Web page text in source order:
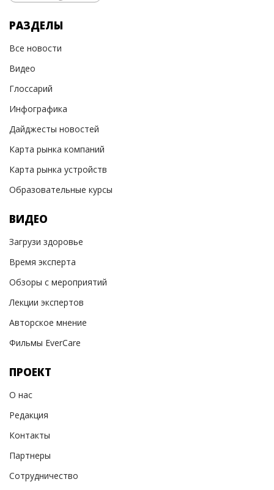
РАЗДЕЛЫ
Все новости
Видео
Глоссарий
Инфографика
Дайджесты новостей
Карта рынка компаний
Карта рынка устройств
Образовательные курсы
ВИДЕО
Загрузи здоровье
Время эксперта
Обзоры с мероприятий
Лекции экспертов
Авторское мнение
Фильмы EverCare
ПРОЕКТ
О нас
Редакция
Контакты
Партнеры
Сотрудничество